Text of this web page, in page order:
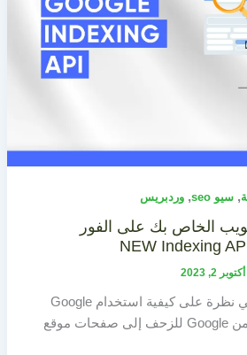
, سيو seo , وردبريس
الخاص بك على الفور
أكتوبر 2, 2023
في هذه المقالة، سنلقي نظرة على كيفية استخدام Google
Indexing API الجديدة من Google للزحف إلى صفحات موقع